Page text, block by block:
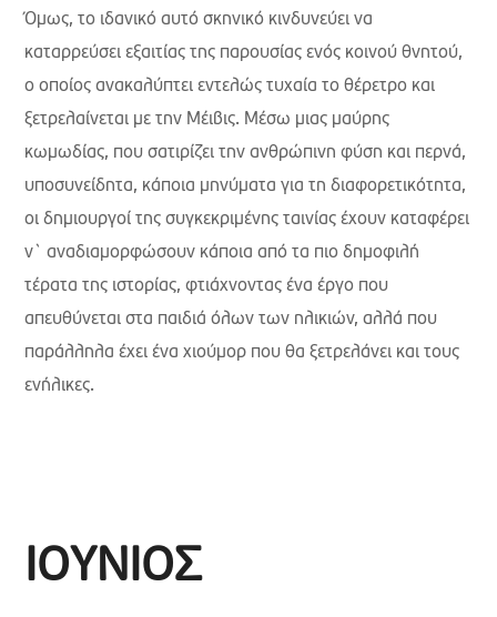
Όμως, το ιδανικό αυτό σκηνικό κινδυνεύει να
καταρρεύσει εξαιτίας της παρουσίας ενός κοινού θνητού,
ο οποίος ανακαλύπτει εντελώς τυχαία το θέρετρο και
ξετρελαίνεται με την Μέιβις. Μέσω μιας μαύρης
κωμωδίας, που σατιρίζει την ανθρώπινη φύση και περνά,
υποσυνείδητα, κάποια μηνύματα για τη διαφορετικότητα,
οι δημιουργοί της συγκεκριμένης ταινίας έχουν καταφέρει
ν` αναδιαμορφώσουν κάποια από τα πιο δημοφιλή
τέρατα της ιστορίας, φτιάχνοντας ένα έργο που
απευθύνεται στα παιδιά όλων των ηλικιών, αλλά που
παράλληλα έχει ένα χιούμορ που θα ξετρελάνει και τους
ενήλικες.
ΙΟΥΝΙΟΣ